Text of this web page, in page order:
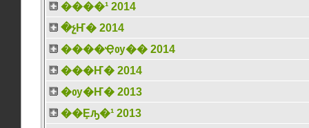
����¹ 2014
�չҤ� 2014
����Ҿѹ�� 2014
���Ҥ� 2014
�ѹ�Ҥ� 2013
��Ȩԡ�¹ 2013